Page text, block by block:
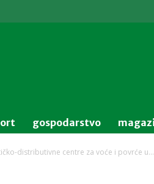
gospodarstvo
distributivne centre za voće i povrće u...